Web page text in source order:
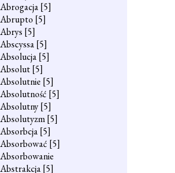
Abrogacja[5]
Abrupto [5]
Abrys [5]
Abscyssa[5]
Absolucja[5]
Absolut[5]
Absolutnie [5]
Absolutność [5]
Absolutny[5]
Absolutyzm[5]
Absorbcja[5]
Absorbować [5]
Absorbowanie
Abstrakcja[5]